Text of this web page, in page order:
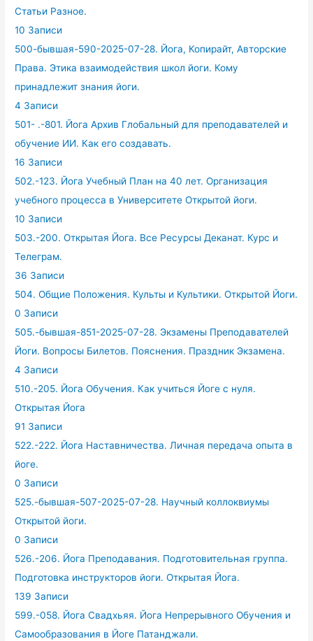
Статьи Разное.
10 Записи
500-бывшая-590-2025-07-28. Йога, Копирайт, Авторские
Права. Этика взаимодействия школ йоги. Кому
принадлежит знания йоги.
4 Записи
501- .-801. Йога Архив Глобальный для преподавателей и
обучение ИИ. Как его создавать.
16 Записи
502.-123. Йога Учебный План на 40 лет. Организация
учебного процесса в Университете Открытой йоги.
10 Записи
503.-200. Открытая Йога. Все Ресурсы Деканат. Курс и
Телеграм.
36 Записи
504. Общие Положения. Культы и Культики. Открытой Йоги.
0 Записи
505.-бывшая-851-2025-07-28. Экзамены Преподавателей
Йоги. Вопросы Билетов. Пояснения. Праздник Экзамена.
4 Записи
510.-205. Йога Обучения. Как учиться Йоге с нуля.
Открытая Йога
91 Записи
522.-222. Йога Наставничества. Личная передача опыта в
йоге.
0 Записи
525.-бывшая-507-2025-07-28. Научный коллоквиумы
Открытой йоги.
0 Записи
526.-206. Йога Преподавания. Подготовительная группа.
Подготовка инструкторов йоги. Открытая Йога.
139 Записи
599.-058. Йога Свадхьяя. Йога Непрерывного Обучения и
Самообразования в Йоге Патанджали.